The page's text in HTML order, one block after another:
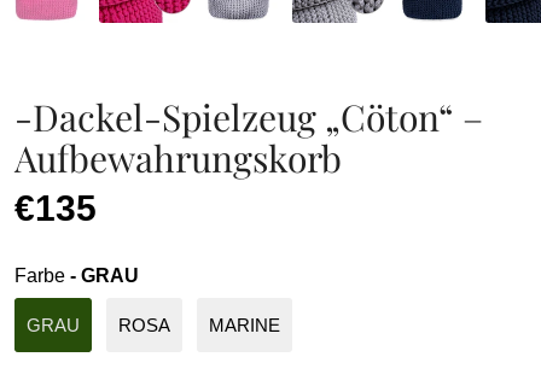
-Dackel-Spielzeug „Cöton“ –
Aufbewahrungskorb
€135
Farbe - GRAU
GRAU ROSA MARINE